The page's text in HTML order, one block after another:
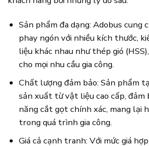
Sản phẩm đa dạng: Adobus cung
phay ngón với nhiều kích thước,
liệu khác nhau như thép gió
cho mọi nhu cầu gia công.
Chất lượng đảm bảo: Sản phẩm
sản xuất từ vật liệu cao cấp, đảm
năng cắt gọt chính xác, mang lại
trong quá trình gia công.
Giá cả cạnh tranh: Với mức giá